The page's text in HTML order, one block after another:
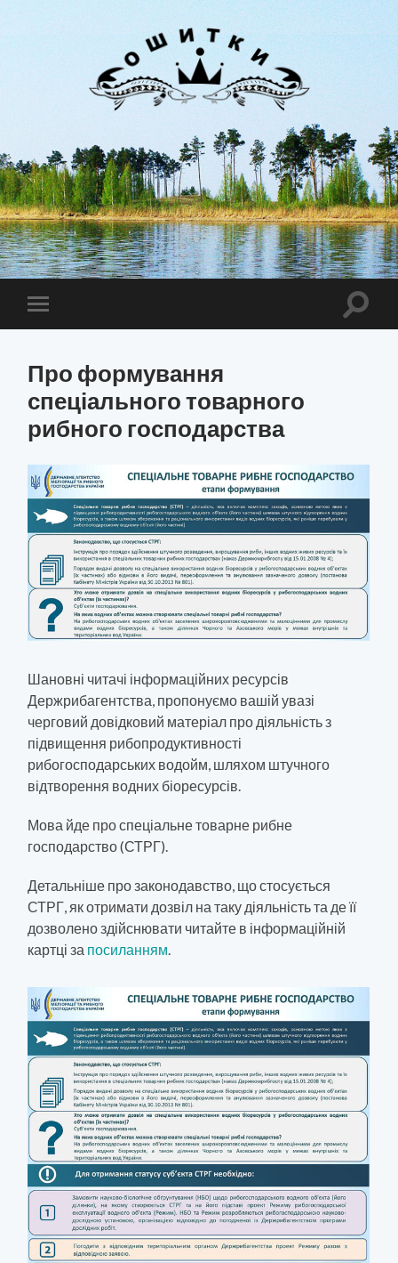
Лиман
Ошитки
Toggle
mobile
Toggle
Про формування
спеціального товарного
рибного господарства
Шановні читачі інформаційних ресурсів
Держрибагентства, пропонуємо вашій увазі
черговий довідковий матеріал про діяльність з
підвищення рибопродуктивності
рибогосподарських водойм, шляхом штучного
відтворення водних біоресурсів.
Мова йде про спеціальне товарне рибне
господарство (СТРГ).
Детальніше про законодавство, що стосується
СТРГ, як отримати дозвіл на таку діяльність та де її
дозволено здійснювати читайте в інформаційній
картці за посиланням